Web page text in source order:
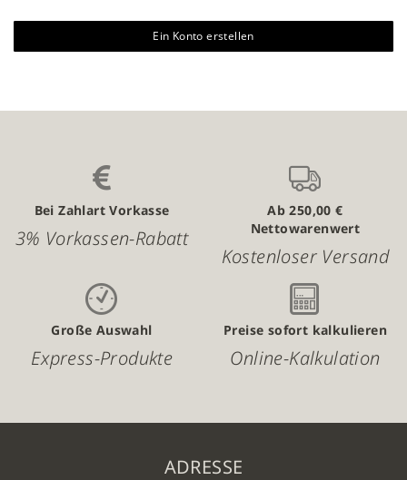
Ein Konto erstellen
Bei Zahlart Vorkasse
3% Vorkassen-Rabatt
Ab 250,00 €
Nettowarenwert
Kostenloser Versand
Große Auswahl
Express-Produkte
Preise sofort kalkulieren
Online-Kalkulation
ADRESSE